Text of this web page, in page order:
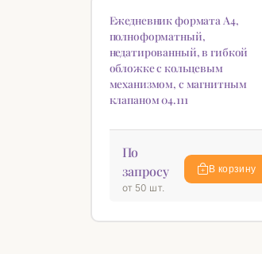
Ежедневник формата А4,
полноформатный,
недатированный, в гибкой
обложке с кольцевым
механизмом, с магнитным
клапаном 04.111
По
запросу
от 50 шт.
В корзину